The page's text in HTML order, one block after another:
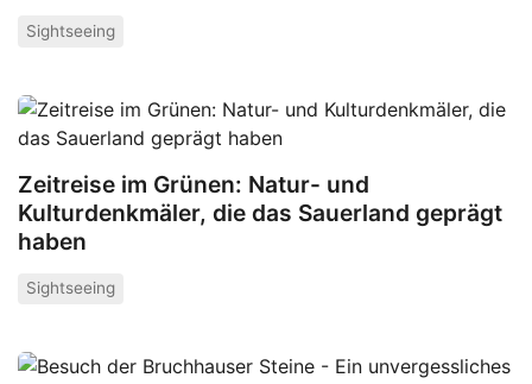
Sightseeing
Zeitreise im Grünen: Natur- und
Kulturdenkmäler, die das Sauerland geprägt
haben
Sightseeing